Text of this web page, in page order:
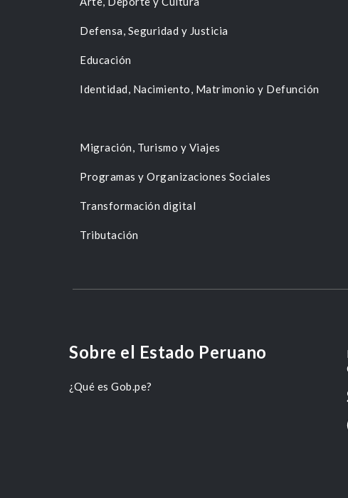
Defensa, Seguridad y Justicia
Educación
Identidad, Nacimiento, Matrimonio y Defunción
Migración, Turismo y Viajes
Programas y Organizaciones Sociales
Transformación digital
Tributación
Sobre el Estado Peruano
¿Qué es Gob.pe?